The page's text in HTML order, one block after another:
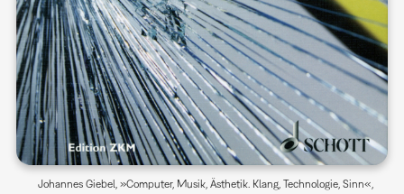
Johannes Giebel, »Computer, Musik, Ästhetik. Klang, Technologie, Sinn«,